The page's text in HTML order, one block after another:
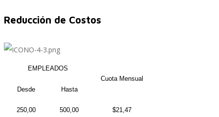
SAP SuccessFactors Training Education
Reducción de Costos
EMPLEADOS
Cuota Mensual
Desde
Hasta
250,00 500,00 $21,47